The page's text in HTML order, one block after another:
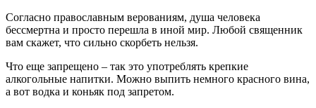
Согласно православным верованиям, душа человека
бессмертна и просто перешла в иной мир. Любой священник
вам скажет, что сильно скорбеть нельзя.
Что еще запрещено – так это употреблять крепкие
алкогольные напитки. Можно выпить немного красного вина,
а вот водка и коньяк под запретом.